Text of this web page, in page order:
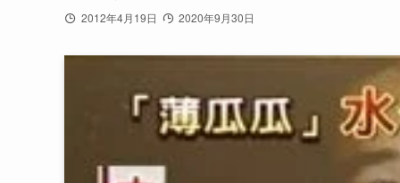
2012年4月19日 2020年9月30日